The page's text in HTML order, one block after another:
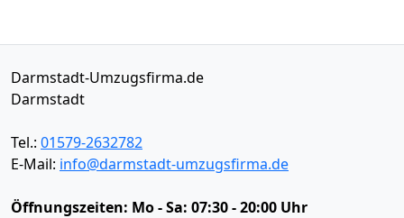
Darmstadt-Umzugsfirma.de
Darmstadt
Tel.: 01579-2632782
E-Mail: info@darmstadt-umzugsfirma.de
Öffnungszeiten: Mo - Sa: 07:30 - 20:00 Uhr